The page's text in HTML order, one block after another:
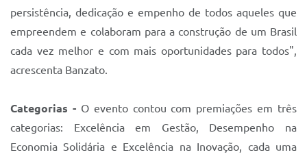
persistência, dedicação e empenho de todos aqueles que
empreendem e colaboram para a construção de um Brasil
cada vez melhor e com mais oportunidades para todos",
acrescenta Banzato.
Categorias - O evento contou com premiações em três
categorias: Excelência em Gestão, Desempenho na
Economia Solidária e Excelência na Inovação, cada uma